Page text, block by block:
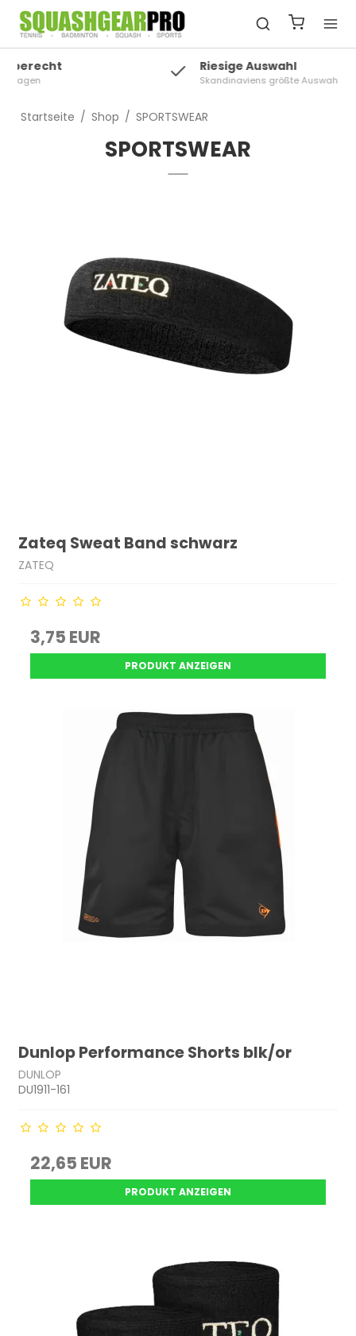
Riesige Auswahl
Skandinaviens größte Auswahl an Squash
Startseite / Shop / SPORTSWEAR
SPORTSWEAR
Zateq Sweat Band schwarz
ZATEQ
3,75 EUR
PRODUKT ANZEIGEN
Dunlop Performance Shorts blk/or
DUNLOP
DU1911-161
22,65 EUR
PRODUKT ANZEIGEN